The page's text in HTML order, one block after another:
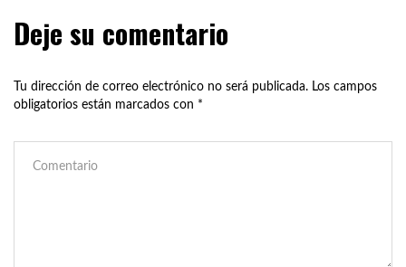
Deje su comentario
Tu dirección de correo electrónico no será publicada. Los campos
obligatorios están marcados con *